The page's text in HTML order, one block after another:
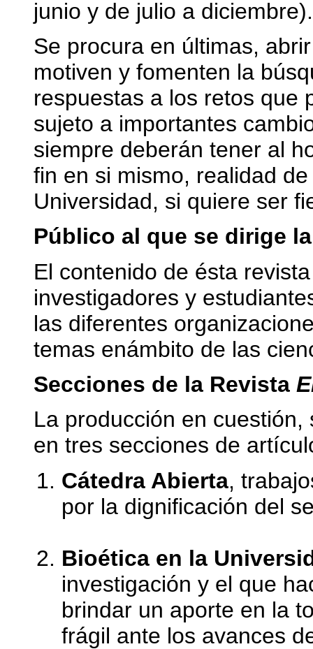
junio y de julio a diciembre).
Se procura en últimas,
motiven y fomenten la
respuestas a los retos que
sujeto a importantes
siempre deberán tener al
fin en si mismo, realidad
Universidad, si quiere ser
Público al que se dirige
El contenido de ésta
investigadores y
las diferentes
temas enámbito de las
Secciones de la Revista
La producción en
en tres secciones de
Cátedra Abierta,
por la dignificación del
Bioética en la
investigación y el que
brindar un aporte en la
frágil ante los avances